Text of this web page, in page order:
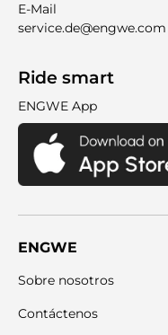
E-Mail
service.de@engwe.com
Ride smart
ENGWE App
ENGWE
Sobre nosotros
Contáctenos